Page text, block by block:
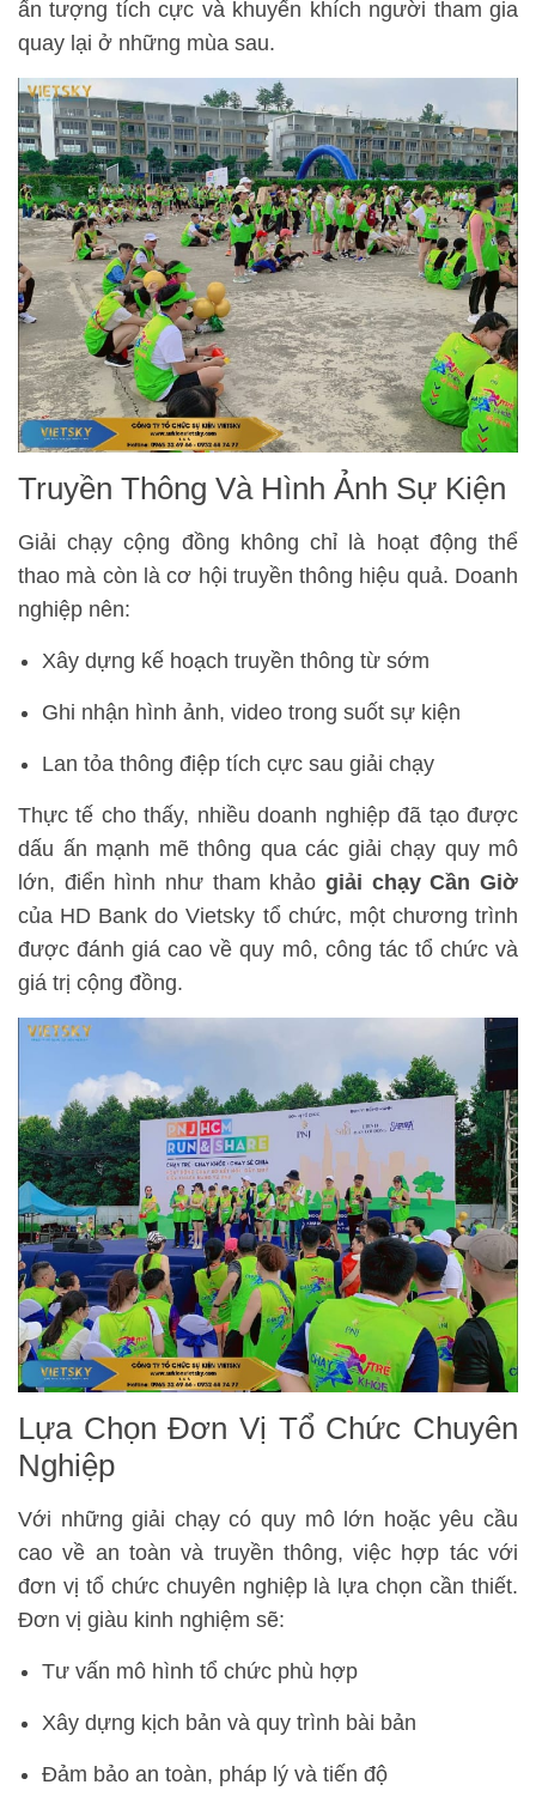
ấn tượng tích cực và khuyến khích người tham gia
quay lại ở những mùa sau.
Truyền Thông Và Hình Ảnh Sự Kiện
Giải chạy cộng đồng không chỉ là hoạt động thể
thao mà còn là cơ hội truyền thông hiệu quả. Doanh
nghiệp nên:
Xây dựng kế hoạch truyền thông từ sớm
Ghi nhận hình ảnh, video trong suốt sự kiện
Lan tỏa thông điệp tích cực sau giải chạy
Thực tế cho thấy, nhiều doanh nghiệp đã tạo được
dấu ấn mạnh mẽ thông qua các giải chạy quy mô
lớn, điển hình như tham khảo giải chạy Cần Giờ
của HD Bank do Vietsky tổ chức, một chương trình
được đánh giá cao về quy mô, công tác tổ chức và
giá trị cộng đồng.
Lựa Chọn Đơn Vị Tổ Chức Chuyên
Nghiệp
Với những giải chạy có quy mô lớn hoặc yêu cầu
cao về an toàn và truyền thông, việc hợp tác với
đơn vị tổ chức chuyên nghiệp là lựa chọn cần thiết.
Đơn vị giàu kinh nghiệm sẽ:
Tư vấn mô hình tổ chức phù hợp
Xây dựng kịch bản và quy trình bài bản
Đảm bảo an toàn, pháp lý và tiến độ